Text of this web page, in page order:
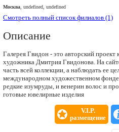
Москва , undefined, undefined
Смотреть полный список филиалов (1)
Описание
Галерея Гвидон - это авторский проект
художника Дмитрия Гвидонова. На
часть всей коллекции, а наблюдать ее
международном художественном
редкие изумруды, и венерин волос и
готовые ювелирные изделия
V.I.P.
размещение